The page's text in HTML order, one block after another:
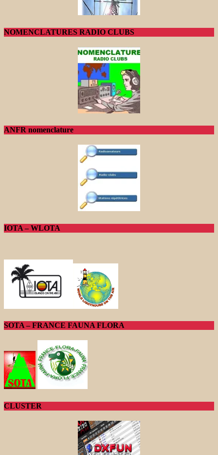
NOMENCLATURES RADIO CLUBS
ANFR nomenclature
IOTA – WLOTA
SOTA – FRANCE FAUNA FLORA
CLUSTER